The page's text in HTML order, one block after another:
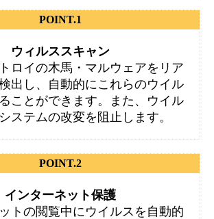
POINT.1
ウィルススキャン
ロイの木馬・マルウェアをリア
出し、自動的にこれらのウイル
ことができます。また、ウイル
ステムの改変を阻止します。
POINT.2
インターネット保護
トの閲覧中にウイルスを自動的